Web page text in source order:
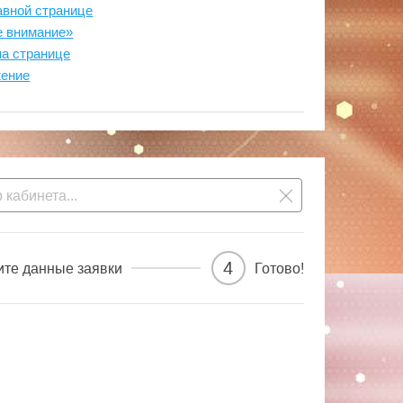
странице
внимание»
странице
данные заявки 4 Готово!